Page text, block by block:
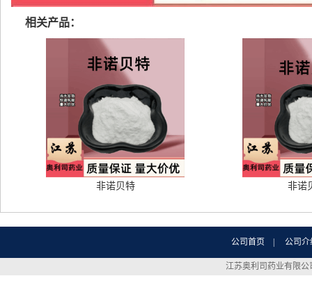
相关产品：
非诺贝特 非诺
公司首页 公司介
江苏奥利司药业有限公